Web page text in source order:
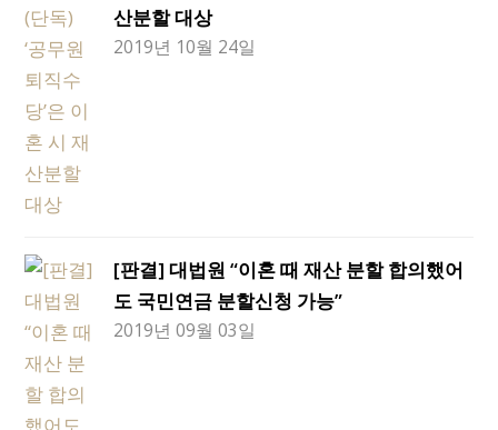
산분할 대상
2019년 10월 24일
[판결] 대법원 “이혼 때 재산 분할 합의했어
도 국민연금 분할신청 가능”
2019년 09월 03일